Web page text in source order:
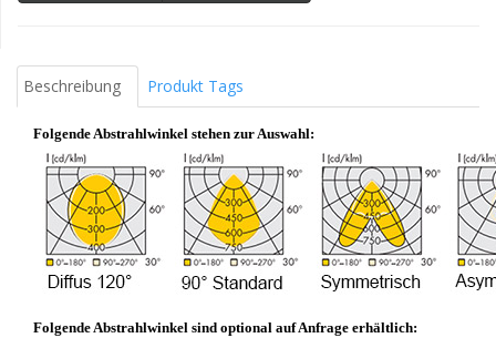
Beschreibung Produkt Tags
Folgende Abstrahlwinkel stehen zur Auswahl:
Folgende Abstrahlwinkel sind optional auf Anfrage erhältlich: